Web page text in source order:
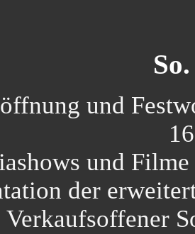
und
und
der
Verkaufsoffener